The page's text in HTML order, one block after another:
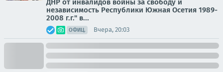
ДНР от инвалидов войны за свободу и
независимость Республики Южная Осетия 1989-
2008 г.г." в...
ОФИЦ. Вчера, 20:03